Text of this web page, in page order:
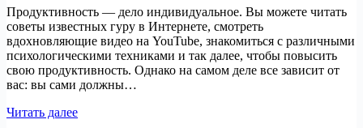
Продуктивность — дело индивидуальное. Вы можете читать
советы известных гуру в Интернете, смотреть
вдохновляющие видео на YouTube, знакомиться с различными
психологическими техниками и так далее, чтобы повысить
свою продуктивность. Однако на самом деле все зависит от
вас: вы сами должны…
Читать далееТоп-5